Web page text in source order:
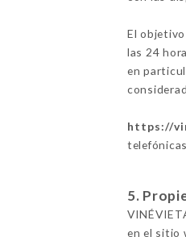
El
las 24
en
https://
5.
en el sitio